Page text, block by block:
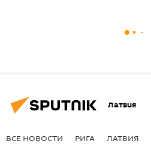
Латвия
ВСЕ НОВОСТИ РИГА ЛАТВИЯ